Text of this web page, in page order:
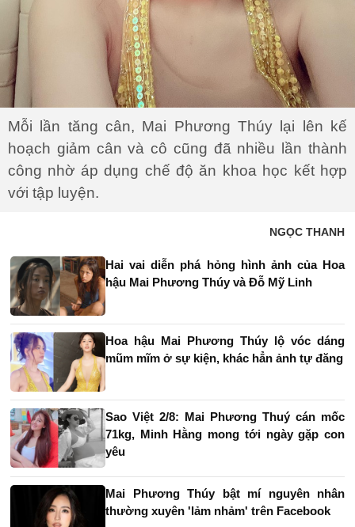
Mỗi lần tăng cân, Mai Phương Thúy lại lên kế
hoạch giảm cân và cô cũng đã nhiều lần thành
công nhờ áp dụng chế độ ăn khoa học kết hợp
với tập luyện.
NGỌC THANH
Hai vai diễn phá hỏng hình ảnh của Hoa
hậu Mai Phương Thúy và Đỗ Mỹ Linh
Hoa hậu Mai Phương Thúy lộ vóc dáng
mũm mĩm ở sự kiện, khác hẳn ảnh tự đăng
Sao Việt 2/8: Mai Phương Thuý cán mốc
71kg, Minh Hằng mong tới ngày gặp con
yêu
Mai Phương Thúy bật mí nguyên nhân
thường xuyên 'lảm nhảm' trên Facebook